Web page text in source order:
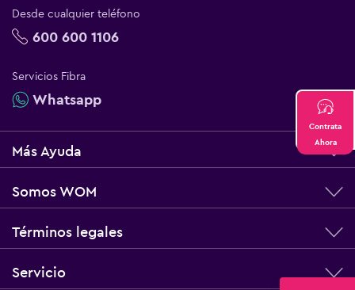
Desde cualquier teléfono
600 600 1106
Servicios Fibra
Whatsapp
Más Ayuda
Somos WOM
Términos legales
Servicio
Contrata
Ahora